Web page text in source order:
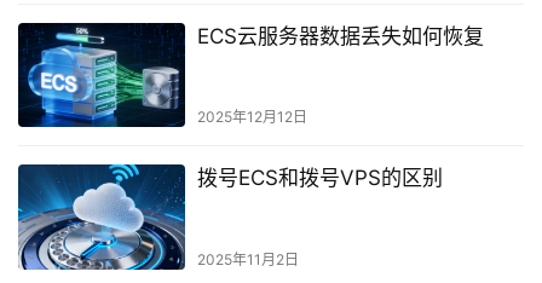
ECS云服务器数据丢失如何恢复
2025年12月12日
拨号ECS和拨号VPS的区别
2025年11月2日